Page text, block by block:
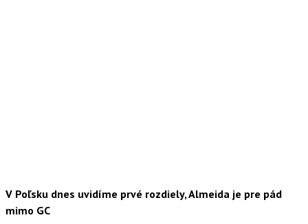
V Poľsku dnes uvidíme prvé rozdiely, Almeida je pre pád
mimo GC